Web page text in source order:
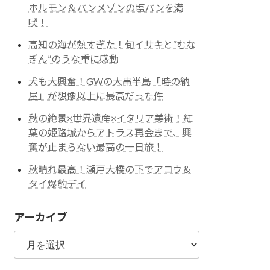
ホルモン＆パンメゾンの塩パンを満
喫！
高知の海が熱すぎた！旬イサキと“むな
ぎん”のうな重に感動
犬も大興奮！GWの大串半島「時の納
屋」が想像以上に最高だった件
秋の絶景×世界遺産×イタリア美術！紅
葉の姫路城からアトラス再会まで、興
奮が止まらない最高の一日旅！
秋晴れ最高！瀬戸大橋の下でアコウ＆
タイ爆釣デイ
アーカイブ
ア
カ